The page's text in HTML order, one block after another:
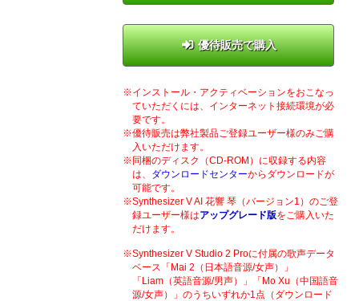
優待販売で購入
インストール・アクティベーションをおこなっ
ていただくには、インターネット接続環境が必
要です。
優待販売は弊社製品ご登録ユーザー様のみご購
入いただけます。
同梱のディスク（CD-ROM）に収録する内容
は、 ダウンロードセンターからダウンロードが
可能です。
Synthesizer V AI 花響 琴（バージョン1）のご登
録ユーザー様はアップグレード版をご購入いた
だけます。
Synthesizer V Studio 2 Proに付属の歌声データ
ベース「Mai 2（日本語音源/女声）」
「Liam（英語音源/男声）」「Mo Xu（中国語音
源/女声）」のうちいずれか1点（ダウンロード